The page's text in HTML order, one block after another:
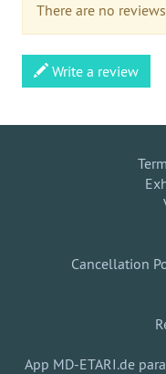
There are no
Write a review
Cancellation
App MD-ETARI.de